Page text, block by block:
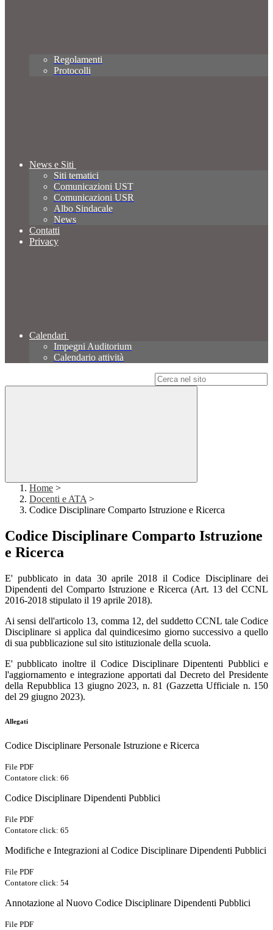
Regolamenti
Protocolli
News e Siti
Siti tematici
Comunicazioni UST
Comunicazioni USR
Albo Sindacale
News
Contatti
Privacy
Calendari
Impegni Auditorium
Calendario attività
Home >
Docenti e ATA >
Codice Disciplinare Comparto Istruzione e Ricerca
Codice Disciplinare Comparto Istruzione
e Ricerca
E' pubblicato in data 30 aprile 2018 il Codice Disciplinare dei
Dipendenti del Comparto Istruzione e Ricerca (Art. 13 del CCNL
2016-2018 stipulato il 19 aprile 2018).
Ai sensi dell'articolo 13, comma 12, del suddetto CCNL tale Codice
Disciplinare si applica dal quindicesimo giorno successivo a quello
di sua pubblicazione sul sito istituzionale della scuola.
E' pubblicato inoltre il Codice Disciplinare Dipententi Pubblici e
l'aggiornamento e integrazione apportati dal Decreto del Presidente
della Repubblica 13 giugno 2023, n. 81 (Gazzetta Ufficiale n. 150
del 29 giugno 2023).
Allegati
Codice Disciplinare Personale Istruzione e Ricerca
File PDF
Contatore click: 66
Codice Disciplinare Dipendenti Pubblici
File PDF
Contatore click: 65
Modifiche e Integrazioni al Codice Disciplinare Dipendenti Pubblici
File PDF
Contatore click: 54
Annotazione al Nuovo Codice Disciplinare Dipendenti Pubblici
File PDF